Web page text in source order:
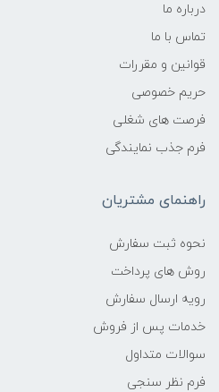
درباره ما
تماس با ما
قوانین و مقررات
حریم خصوصی
فرصت های شغلی
فرم جذب نمایندگی
راهنمای مشتریان
نحوه ثبت سفارش
روش های پرداخت
رویه ارسال سفارش
خدمات پس از فروش
سوالات متداول
فرم نظر سنجی